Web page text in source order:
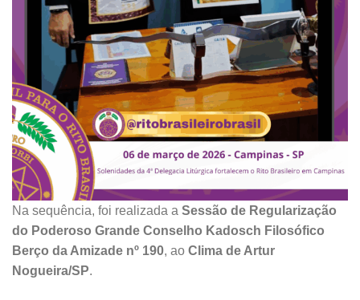
Na sequência, foi realizada a Sessão de Regularização
do Poderoso Grande Conselho Kadosch Filosófico
Berço da Amizade nº 190, ao Clima de Artur
Nogueira/SP.